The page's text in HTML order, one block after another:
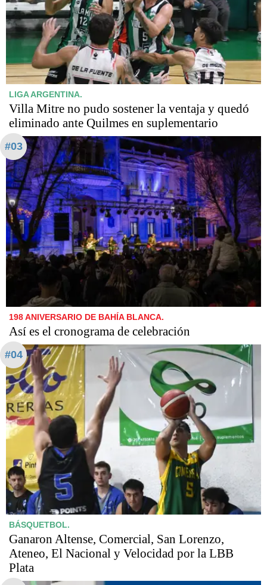
LIGA ARGENTINA.
Villa Mitre no pudo sostener la ventaja y quedó
eliminado ante Quilmes en suplementario
#03
198 ANIVERSARIO DE BAHÍA BLANCA.
Así es el cronograma de celebración
#04
BÁSQUETBOL.
Ganaron Altense, Comercial, San Lorenzo,
Ateneo, El Nacional y Velocidad por la LBB
Plata